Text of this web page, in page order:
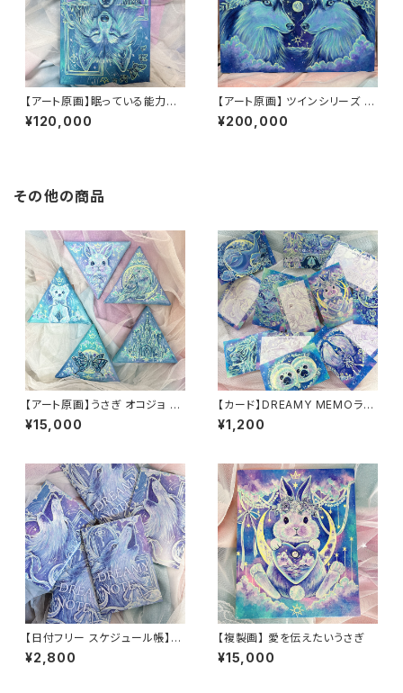
【アート原画】眠っている能力を
呼び起こす オオカミ 1点もの ア
クリル画
¥120,000
【アート原画】 ツインシリーズ ハ
スキー 1点もの アクリル画
¥200,000
その他の商品
【アート原画】うさぎ オコジョ と
り 蝶々 お城 三角パネル 15cm
¥15,000
【カード】DREAMY MEMOラン
ダム10枚セット
¥1,200
【日付フリー スケジュール帳】D
REAMY NOTE(オオカミ)
¥2,800
【複製画】 愛を伝えたいうさぎ
¥15,000